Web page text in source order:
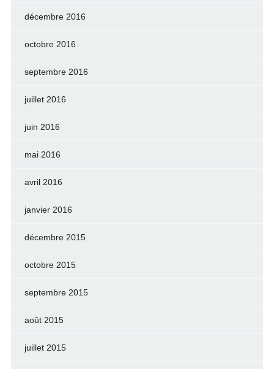
décembre 2016
octobre 2016
septembre 2016
juillet 2016
juin 2016
mai 2016
avril 2016
janvier 2016
décembre 2015
octobre 2015
septembre 2015
août 2015
juillet 2015